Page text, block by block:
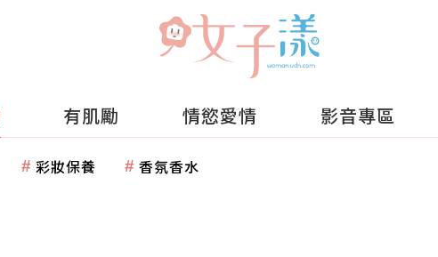
有肌勵 情慾愛情 影音專區
彩妝保養 香氛香水